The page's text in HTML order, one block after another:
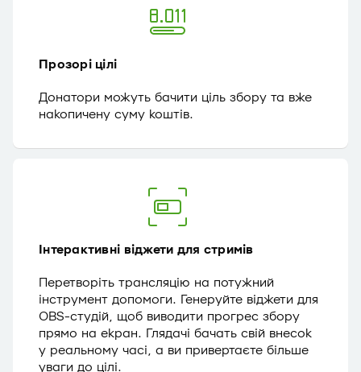
Прозорі цілі
Донатори можуть бачити ціль збору та вже
накопичену суму коштів.
Інтерактивні віджети для стримів
Перетворіть трансляцію на потужний
інструмент допомоги. Генеруйте віджети для
OBS-студій, щоб виводити прогрес збору
прямо на екран. Глядачі бачать свій внесок
у реальному часі, а ви привертаєте більше
уваги до цілі.